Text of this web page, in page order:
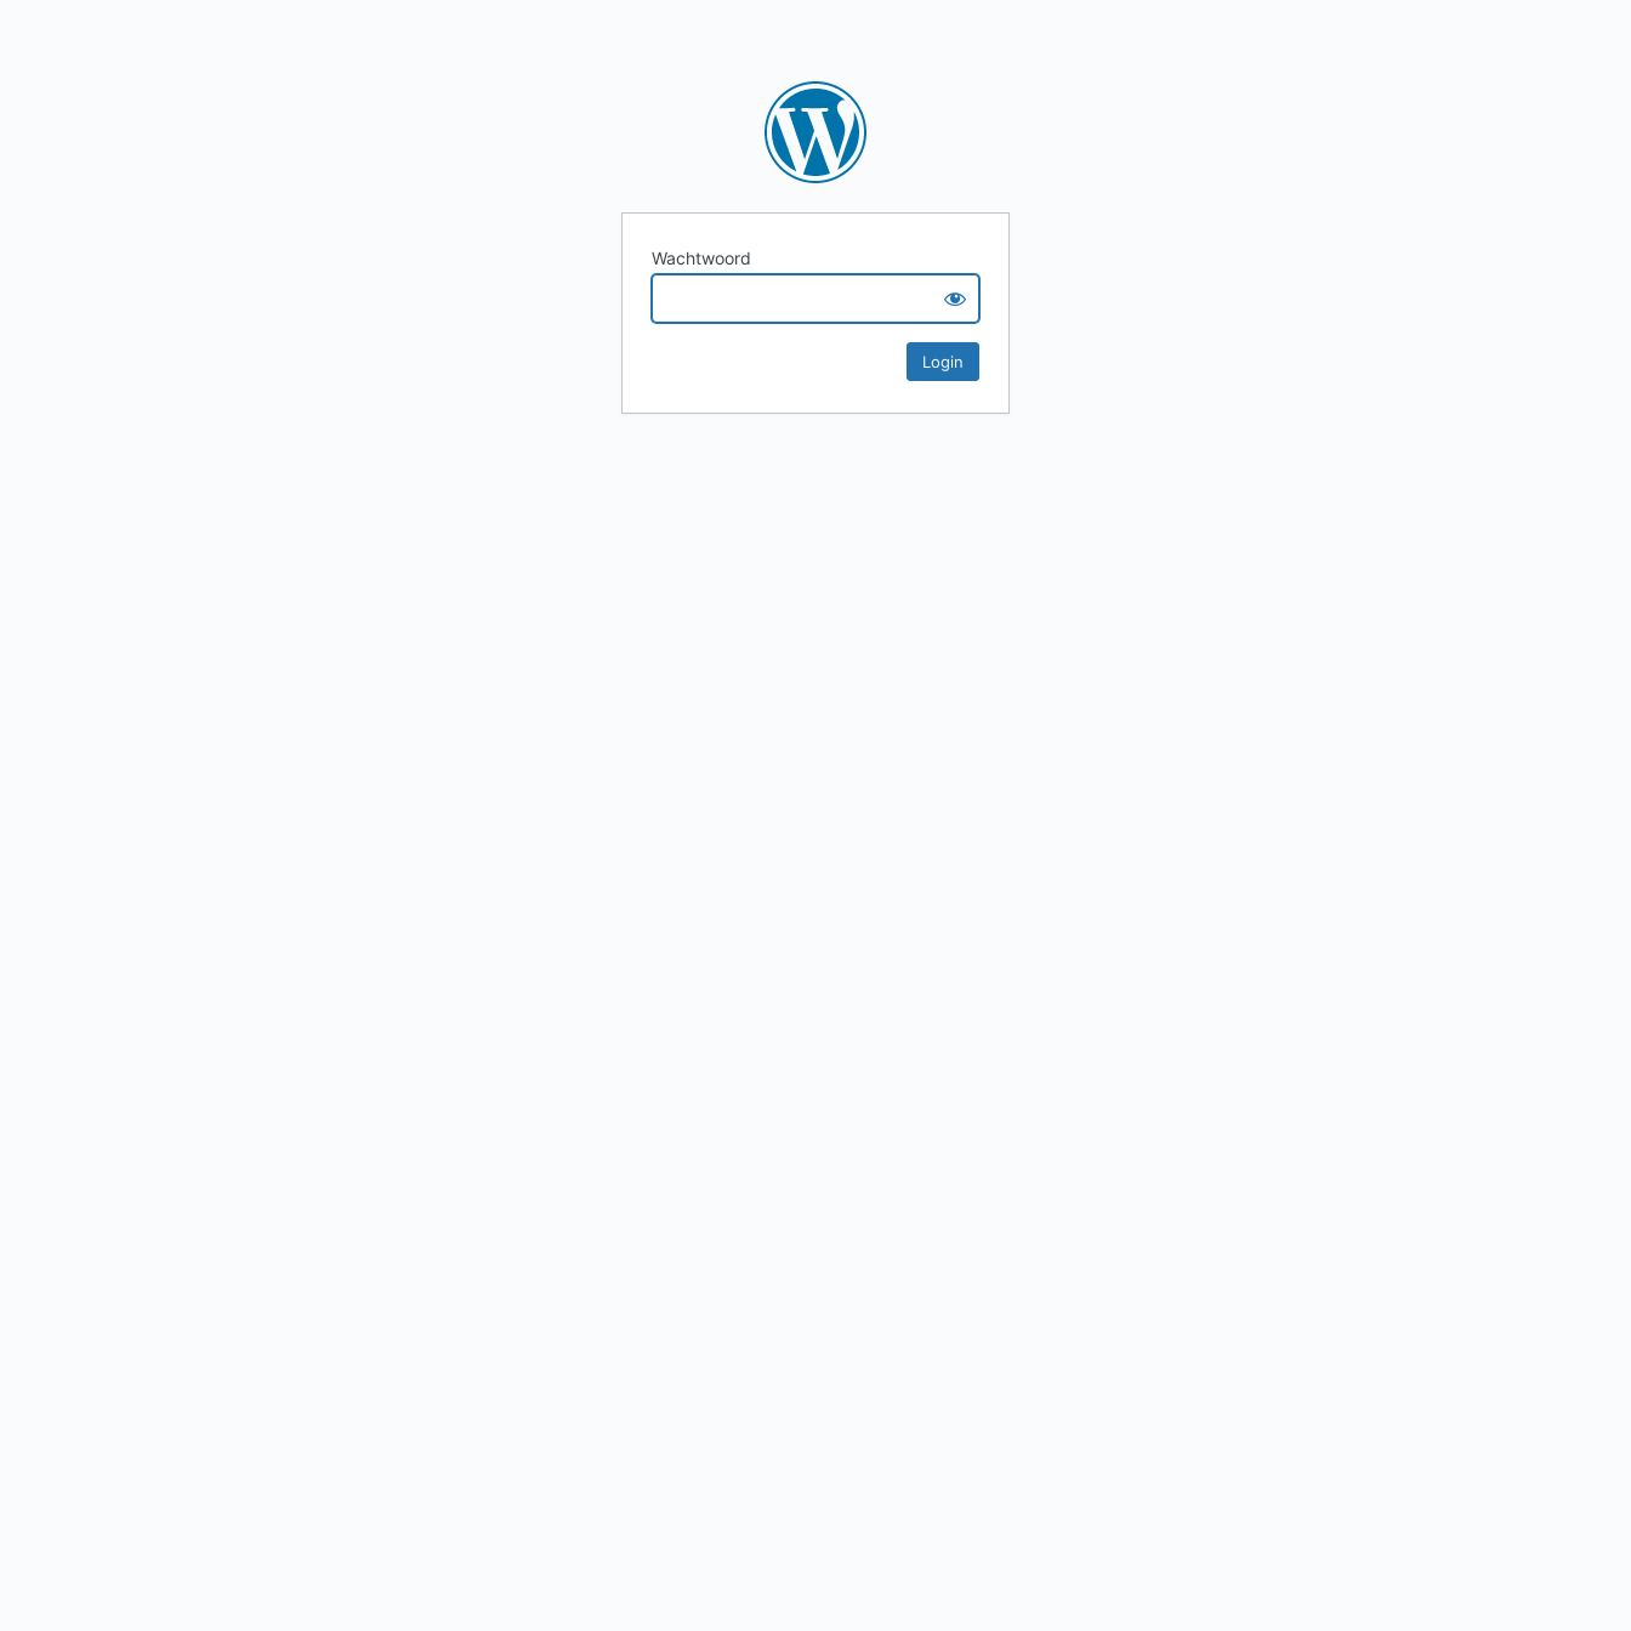
Wachtwoord